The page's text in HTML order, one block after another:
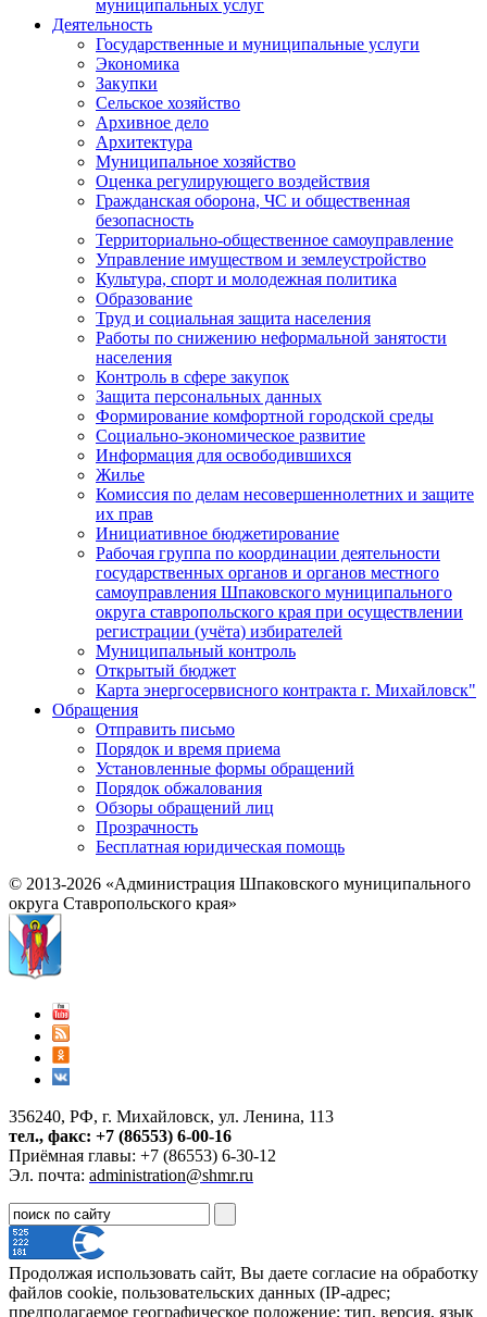
муниципальных услуг
Деятельность
Государственные и муниципальные услуги
Экономика
Закупки
Сельское хозяйство
Архивное дело
Архитектура
Муниципальное хозяйство
Оценка регулирующего воздействия
Гражданская оборона, ЧС и общественная
безопасность
Территориально-общественное самоуправление
Управление имуществом и землеустройство
Культура, спорт и молодежная политика
Образование
Труд и социальная защита населения
Работы по снижению неформальной занятости
населения
Контроль в сфере закупок
Защита персональных данных
Формирование комфортной городской среды
Социально-экономическое развитие
Информация для освободившихся
Жилье
Комиссия по делам несовершеннолетних и защите
их прав
Инициативное бюджетирование
Рабочая группа по координации деятельности
государственных органов и органов местного
самоуправления Шпаковского муниципального
округа ставропольского края при осуществлении
регистрации (учёта) избирателей
Муниципальный контроль
Открытый бюджет
Карта энергосервисного контракта г. Михайловск"
Обращения
Отправить письмо
Порядок и время приема
Установленные формы обращений
Порядок обжалования
Обзоры обращений лиц
Прозрачность
Бесплатная юридическая помощь
© 2013-2026 «Администрация Шпаковского муниципального
округа Ставропольского края»
356240, РФ, г. Михайловск, ул. Ленина, 113
тел., факс: +7 (86553) 6-00-16
Приёмная главы: +7 (86553) 6-30-12
Эл. почта: administration@shmr.ru
Продолжая использовать сайт, Вы даете согласие на обработку
файлов cookie, пользовательских данных (IP-адрес;
предполагаемое географическое положение; тип, версия, язык